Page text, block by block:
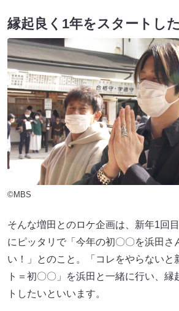
縁起良く1年をスタートし
©MBS
そんな増田とのロケ企画は、新年1回
にピッタリで「今年の初〇〇を浜田さ
い！」とのこと。「コレをやらないと
ト＝初〇〇」を浜田と一緒に行い、縁
トしたいといいます。